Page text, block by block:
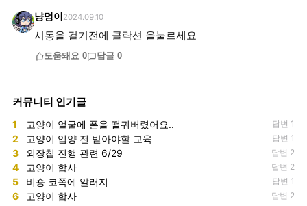
냥멍이 2024.09.10
시동울 걸기전에 클락션 을눌르세요
도움돼요 0 답글 0
커뮤니티 인기글
1 고양이 얼굴에 폰을 떨궈버렸어요.. 답변 1
2 고양이 입양 전 받아야할 교육 답변 1
3 외장칩 진행 관련 6/29 답변 2
4 고양이 합사 답변 2
5 비숑 코쪽에 알러지 답변 1
6 고양이 합사 답변 2